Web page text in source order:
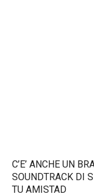
C’E’ ANCHE UN
SOUNDTRACK DI
TU AMISTAD